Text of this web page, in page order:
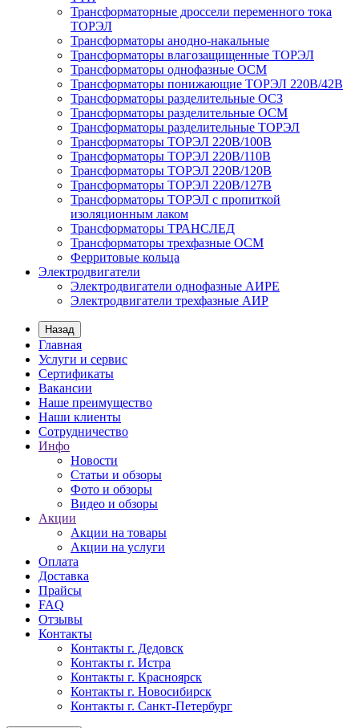
Трансформаторные дроссели переменного тока
ТОРЭЛ
Трансформаторы анодно-накальные
Трансформаторы влагозащищенные ТОРЭЛ
Трансформаторы однофазные ОСМ
Трансформаторы понижающие ТОРЭЛ 220В/42В
Трансформаторы разделительные ОСЗ
Трансформаторы разделительные ОСМ
Трансформаторы разделительные ТОРЭЛ
Трансформаторы ТОРЭЛ 220В/100В
Трансформаторы ТОРЭЛ 220В/110В
Трансформаторы ТОРЭЛ 220В/120В
Трансформаторы ТОРЭЛ 220В/127В
Трансформаторы ТОРЭЛ с пропиткой
изоляционным лаком
Трансформаторы ТРАНСЛЕД
Трансформаторы трехфазные ОСМ
Ферритовые кольца
Электродвигатели
Электродвигатели однофазные АИРЕ
Электродвигатели трехфазные АИР
Назад
Главная
Услуги и сервис
Сертификаты
Вакансии
Наше преимущество
Наши клиенты
Сотрудничество
Инфо
Новости
Статьи и обзоры
Фото и обзоры
Видео и обзоры
Акции
Акции на товары
Акции на услуги
Оплата
Доставка
Прайсы
FAQ
Отзывы
Контакты
Контакты г. Дедовск
Контакты г. Истра
Контакты г. Красноярск
Контакты г. Новосибирск
Контакты г. Санкт-Петербург